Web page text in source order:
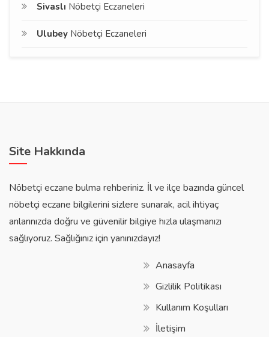
Sivaslı Nöbetçi Eczaneleri
Ulubey Nöbetçi Eczaneleri
Site Hakkında
Nöbetçi eczane bulma rehberiniz. İl ve ilçe bazında güncel
nöbetçi eczane bilgilerini sizlere sunarak, acil ihtiyaç
anlarınızda doğru ve güvenilir bilgiye hızla ulaşmanızı
sağlıyoruz. Sağlığınız için yanınızdayız!
Anasayfa
Gizlilik Politikası
Kullanım Koşulları
İletişim